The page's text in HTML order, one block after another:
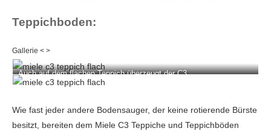
Teppichboden:
Auch auf dem flachen Teppich überzeugt der C3.
Wie fast jeder andere Bodensauger, der keine rotierende Bürste
besitzt, bereiten dem Miele C3 Teppiche und Teppichböden